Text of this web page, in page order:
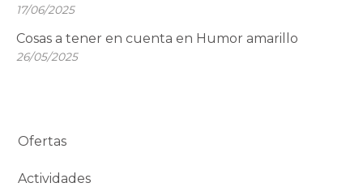
17/06/2025
Cosas a tener en cuenta en Humor amarillo
26/05/2025
Ofertas
Actividades